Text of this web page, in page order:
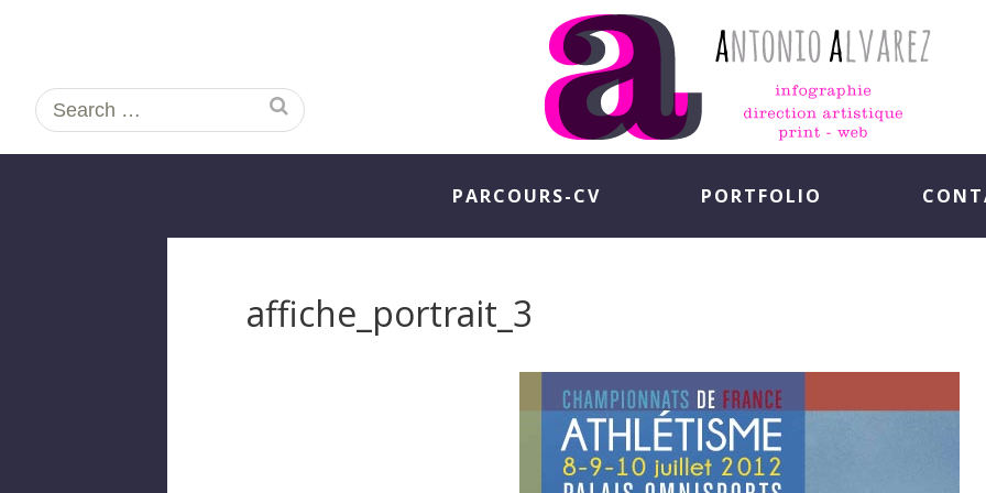
Search
for:
PARCOURS-CV PORTFOLIO
affiche_portrait_3